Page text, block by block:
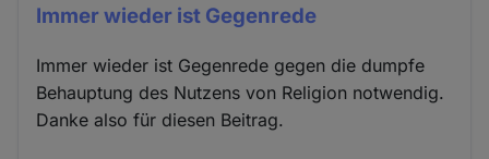
Immer wieder ist Gegenrede
Immer wieder ist Gegenrede gegen die dumpfe
Behauptung des Nutzens von Religion notwendig.
Danke also für diesen Beitrag.